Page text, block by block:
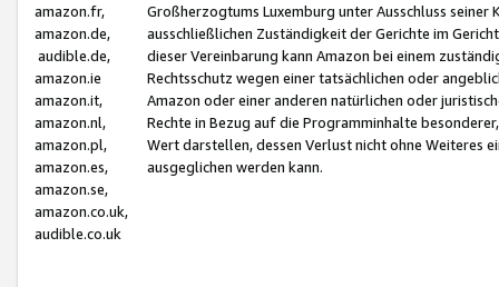
amazon.fr,
amazon.de,
audible.de,
amazon.ie
amazon.it,
amazon.nl,
amazon.pl,
amazon.es,
amazon.se,
amazon.co.uk,
audible.co.uk
Großherzogtums Luxemburg unter Ausschluss
ausschließlichen Zuständigkeit der Gerichte im
dieser Vereinbarung kann Amazon bei einem
Rechtsschutz wegen einer tatsächlichen oder
Amazon oder einer anderen natürlichen oder
Rechte in Bezug auf die Programminhalte
Wert darstellen, dessen Verlust nicht ohne Weiteres
ausgeglichen werden kann.